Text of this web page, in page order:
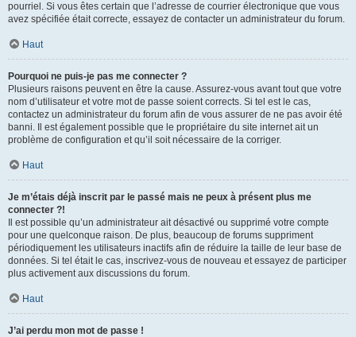
pourriel. Si vous êtes certain que l’adresse de courrier électronique que vous
avez spécifiée était correcte, essayez de contacter un administrateur du forum.
Haut
Pourquoi ne puis-je pas me connecter ?
Plusieurs raisons peuvent en être la cause. Assurez-vous avant tout que votre
nom d’utilisateur et votre mot de passe soient corrects. Si tel est le cas,
contactez un administrateur du forum afin de vous assurer de ne pas avoir été
banni. Il est également possible que le propriétaire du site internet ait un
problème de configuration et qu’il soit nécessaire de la corriger.
Haut
Je m’étais déjà inscrit par le passé mais ne peux à présent plus me
connecter ?!
Il est possible qu’un administrateur ait désactivé ou supprimé votre compte
pour une quelconque raison. De plus, beaucoup de forums suppriment
périodiquement les utilisateurs inactifs afin de réduire la taille de leur base de
données. Si tel était le cas, inscrivez-vous de nouveau et essayez de participer
plus activement aux discussions du forum.
Haut
J’ai perdu mon mot de passe !